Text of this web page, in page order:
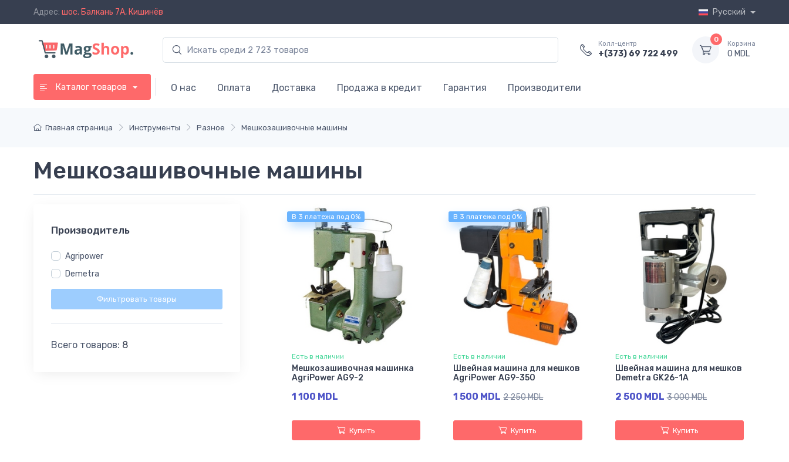
Адрес: шос. Балкань 7A, Кишинёв Русский
Колл-центр
+(373) 69 722 499
0
Корзина
0 MDL
Каталог товаров О нас Оплата Доставка Продажа в кредит Гарантия Производители
Главная страница Инструменты Разное Мешкозашивочные машины
Мешкозашивочные машины
Производитель
Agripower
Demetra
Фильтровать товары
Всего товаров: 8
В 3 платежа под 0%
Есть в наличии
Мешкозашивочная машинка
AgriPower AG9-2
1 100 MDL
Купить
В 3 платежа под 0%
Есть в наличии
Швейная машина для мешков
AgriPower AG9-350
1 500 MDL 2 250 MDL
Купить
Есть в наличии
Швейная машина для мешков
Demetra GK26-1A
2 500 MDL 3 000 MDL
Купить